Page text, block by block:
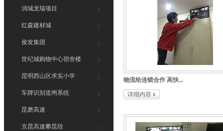
世纪城昆
顺达家具
瑞谷食品
迎宾会馆
豪顺酒店
凯路士车
润城龙瑞项目
红森建材城
俊发集团
世纪城购物中心宿舍楼
昆明西山区求实小学
车牌识别道闸系统
昆磨高速
京昆高速攀昆段
物流给连锁合作 高快...
详细内容